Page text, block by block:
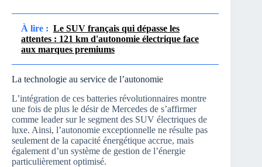
À lire : Le SUV français qui dépasse les
attentes : 121 km d'autonomie électrique face
aux marques premiums
La technologie au service de l’autonomie
L’intégration de ces batteries révolutionnaires montre
une fois de plus le désir de Mercedes de s’affirmer
comme leader sur le segment des SUV électriques de
luxe. Ainsi, l’autonomie exceptionnelle ne résulte pas
seulement de la capacité énergétique accrue, mais
également d’un système de gestion de l’énergie
particulièrement optimisé.